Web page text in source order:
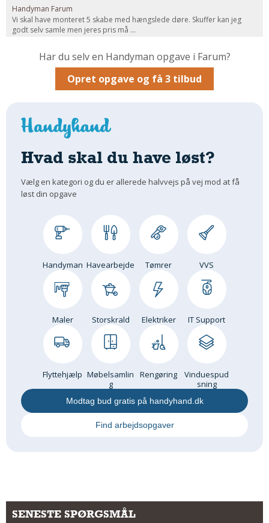
Nybygning
Reparationer
Om Værktøj
Om Materialer
HANDYMAN
Tips Og Tricks
Andet
Belægning
Om Værktøj
Rengøring Af Overflader
Handyman Farum
Vi skal have monteret 5 skabe med hængslede døre. Skuffer kan jeg
godt selv samle men jeres pris må ...
Har du selv en Handyman opgave i Farum?
Opret opgave og få 3 tilbud
Hvad skal du have løst?
Vælg en kategori og du er allerede halvvejs på vej mod at få
løst din opgave
Handyman Havearbejde Tømrer VVS
Maler Storskrald Elektriker IT Support
Flyttehjælp Møbelsamlin
g
Rengøring
Vinduespud
sning
Modtag bud gratis på handyhand.dk
Find arbejdsopgaver
SENESTE SPØRGSMÅL